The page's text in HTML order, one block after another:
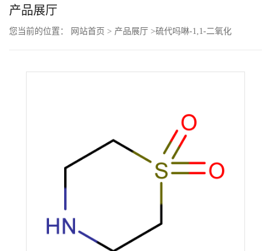
产品展厅
您当前的位置： 网站首页 > 产品展厅 >硫代吗啉-1,1-二氧化